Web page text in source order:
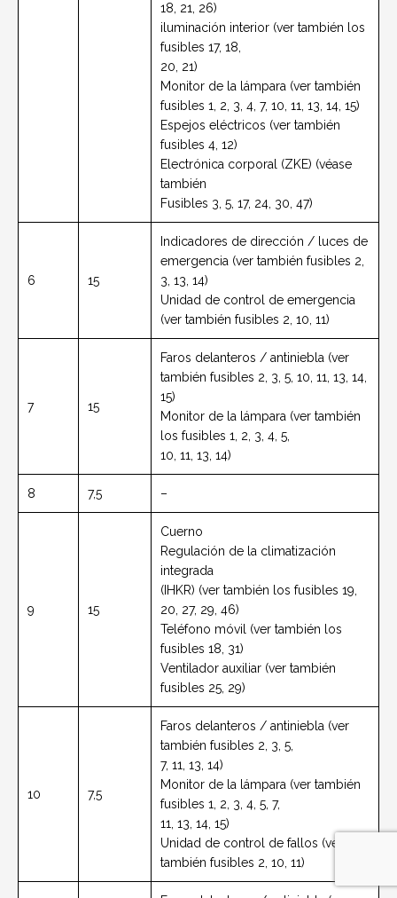
18, 21, 26)
iluminación interior (ver también los
fusibles 17, 18,
20, 21)
Monitor de la lámpara (ver también
fusibles 1, 2, 3, 4, 7, 10, 11, 13, 14, 15)
Espejos eléctricos (ver también
fusibles 4, 12)
Electrónica corporal (ZKE) (véase
también
Fusibles 3, 5, 17, 24, 30, 47)
6 15
Indicadores de dirección / luces de
emergencia (ver también fusibles 2,
3, 13, 14)
Unidad de control de emergencia
(ver también fusibles 2, 10, 11)
7 15
Faros delanteros / antiniebla (ver
también fusibles 2, 3, 5, 10, 11, 13, 14,
15)
Monitor de la lámpara (ver también
los fusibles 1, 2, 3, 4, 5,
10, 11, 13, 14)
8 7,5 –
9 15
Cuerno
Regulación de la climatización
integrada
(IHKR) (ver también los fusibles 19,
20, 27, 29, 46)
Teléfono móvil (ver también los
fusibles 18, 31)
Ventilador auxiliar (ver también
fusibles 25, 29)
10 7,5
Faros delanteros / antiniebla (ver
también fusibles 2, 3, 5,
7, 11, 13, 14)
Monitor de la lámpara (ver también
fusibles 1, 2, 3, 4, 5, 7,
11, 13, 14, 15)
Unidad de control de fallos (ver
también fusibles 2, 10, 11)